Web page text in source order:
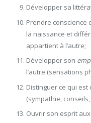
Développer sa
Prendre conscience
la naissance et
appartient à l’autre;
Développer son
l’autre (sensations
Distinguer ce qui est
(sympathie,
Ouvrir son esprit